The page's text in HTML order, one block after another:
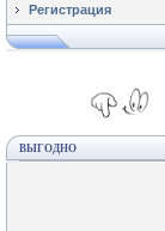
Регистрация
ВЫГОДНО